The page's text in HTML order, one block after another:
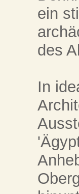
ein
des
In